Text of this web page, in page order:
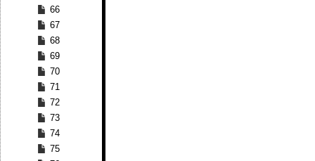
66
67
68
69
70
71
72
73
74
75